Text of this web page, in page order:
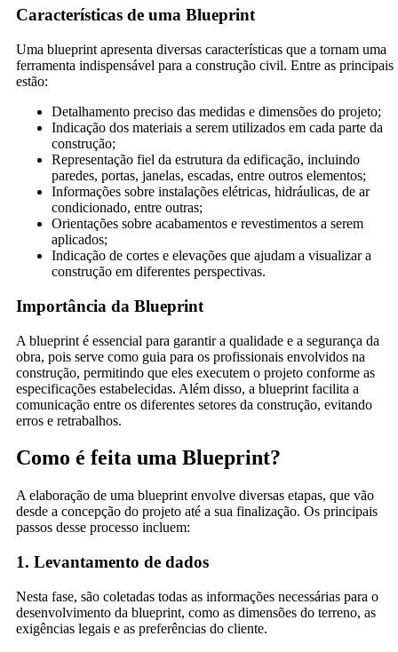
Características de uma Blueprint
Uma blueprint apresenta diversas características que a tornam uma
ferramenta indispensável para a construção civil. Entre as principais
estão:
Detalhamento preciso das medidas e dimensões do projeto;
Indicação dos materiais a serem utilizados em cada parte da
construção;
Representação fiel da estrutura da edificação, incluindo
paredes, portas, janelas, escadas, entre outros elementos;
Informações sobre instalações elétricas, hidráulicas, de ar
condicionado, entre outras;
Orientações sobre acabamentos e revestimentos a serem
aplicados;
Indicação de cortes e elevações que ajudam a visualizar a
construção em diferentes perspectivas.
Importância da Blueprint
A blueprint é essencial para garantir a qualidade e a segurança da
obra, pois serve como guia para os profissionais envolvidos na
construção, permitindo que eles executem o projeto conforme as
especificações estabelecidas. Além disso, a blueprint facilita a
comunicação entre os diferentes setores da construção, evitando
erros e retrabalhos.
Como é feita uma Blueprint?
A elaboração de uma blueprint envolve diversas etapas, que vão
desde a concepção do projeto até a sua finalização. Os principais
passos desse processo incluem:
1. Levantamento de dados
Nesta fase, são coletadas todas as informações necessárias para o
desenvolvimento da blueprint, como as dimensões do terreno, as
exigências legais e as preferências do cliente.